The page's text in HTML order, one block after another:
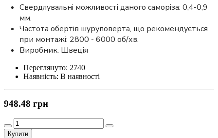
Свердлувальні можливості даного саморіза: 0,4-0,9
мм.
Частота обертів шуруповерта, що рекомендується
при монтажі: 2800 - 6000 об/хв.
Виробник: Швеція
Переглянуто: 2740
Наявність: В наявності
948.48 грн
Купити